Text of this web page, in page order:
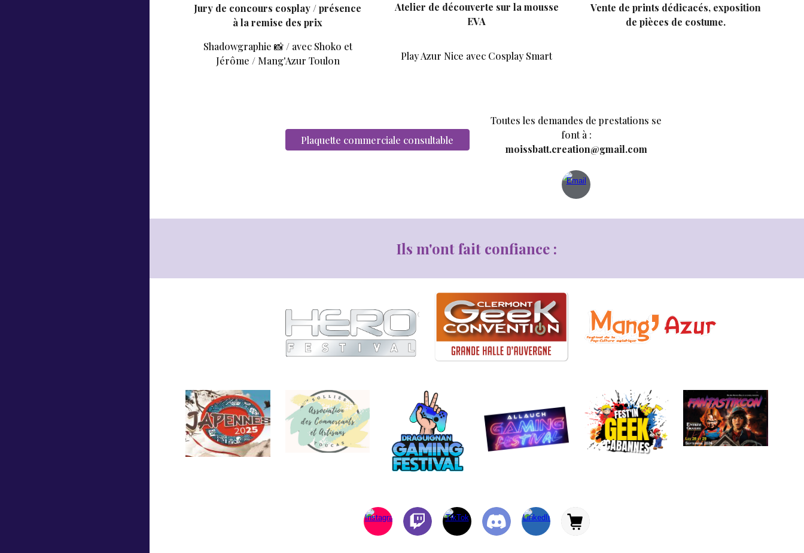
Jury de concours cosplay / présence
à la remise des prix
Shad0wgraphie 📸 / avec Shoko et
Jérôme / Mang'Azur Toulon
Atelier de découverte sur la mousse
EVA
Play Azur Nice avec Cosplay Smart
Vente de prints dédicacés, exposition
de pièces de costume.
Plaquette commerciale consultable
Toutes les demandes de prestations se
font à :
moissbatt.creation@gmail.com
Ils m'ont fait confiance :